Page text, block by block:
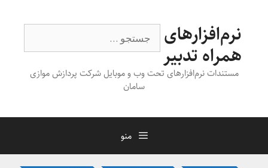
نرم‌افزارهای
همراه تدبیر
مستندات نرم‌افزارهای تحت وب و موبایل شرکت پردازش موازی
سامان
منو